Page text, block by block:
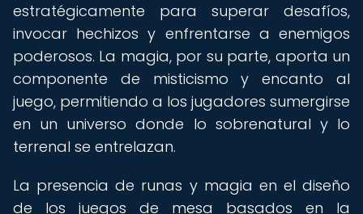
estratégicamente para superar desafíos,
invocar hechizos y enfrentarse a enemigos
poderosos. La magia, por su parte, aporta un
componente de misticismo y encanto al
juego, permitiendo a los jugadores sumergirse
en un universo donde lo sobrenatural y lo
terrenal se entrelazan.
La presencia de runas y magia en el diseño
de los juegos de mesa basados en la